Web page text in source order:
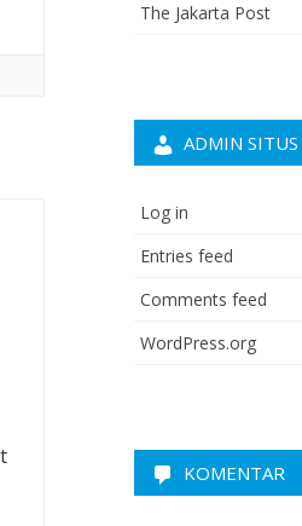
The Jakarta Post
ADMIN SITUS
Log in
Entries feed
Comments feed
WordPress.org
KOMENTAR